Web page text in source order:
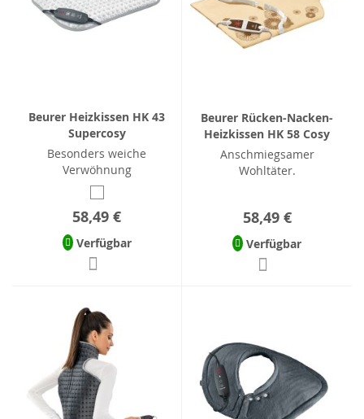
Beurer Heizkissen HK 43
Supercosy
Besonders weiche
Verwöhnung
58,49 €
Verfügbar
Beurer Rücken-Nacken-
Heizkissen HK 58 Cosy
Anschmiegsamer
Wohltäter.
58,49 €
Verfügbar